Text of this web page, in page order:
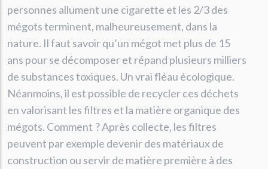
personnes allument une cigarette et les 2/3 des
mégots terminent, malheureusement, dans la
nature. Il faut savoir qu’un mégot met plus de 15
ans pour se décomposer et répand plusieurs milliers
de substances toxiques. Un vrai fléau écologique.
Néanmoins, il est possible de recycler ces déchets
en valorisant les filtres et la matière organique des
mégots. Comment ? Après collecte, les filtres
peuvent par exemple devenir des matériaux de
construction ou servir de matière première à des